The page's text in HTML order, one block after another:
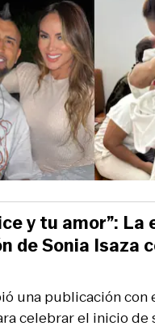
una publicación con
celebrar el inicio de
y tu amor”: La
de Sonia Isaza